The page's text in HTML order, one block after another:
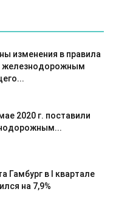
изменения в правила
железнодорожным
2020 г. поставили
Гамбург в I квартале
на 7,9%